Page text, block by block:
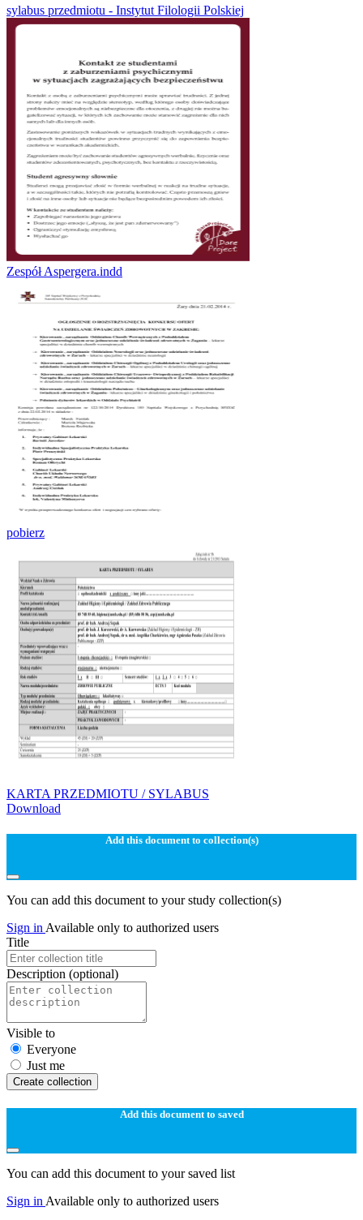
sylabus przedmiotu - Instytut Filologii Polskiej
Zespół Aspergera.indd
pobierz
KARTA PRZEDMIOTU / SYLABUS
Download
Add this document to collection(s)
You can add this document to your study collection(s)
Sign in Available only to authorized users
Title
Description (optional)
Visible to
Everyone
Just me
Create collection
Add this document to saved
You can add this document to your saved list
Sign in Available only to authorized users